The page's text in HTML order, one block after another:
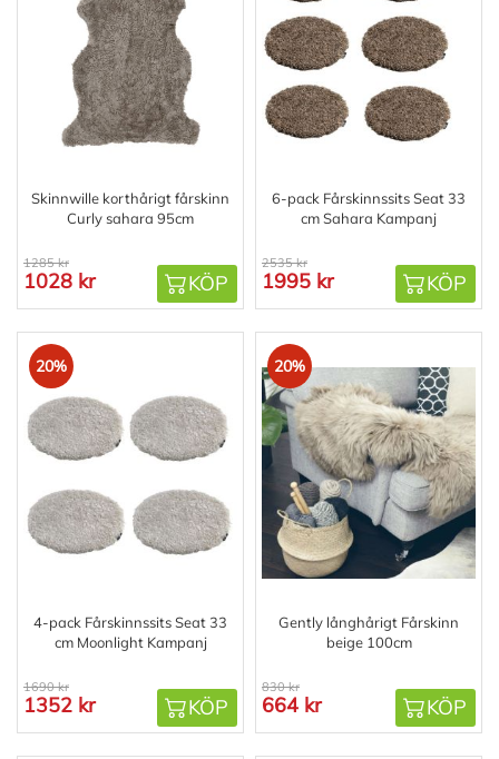
Skinnwille korthårigt fårskinn
Curly sahara 95cm
1285 kr
1028 kr KÖP
6-pack Fårskinnssits Seat 33
cm Sahara Kampanj
2535 kr
1995 kr KÖP
20%
4-pack Fårskinnssits Seat 33
cm Moonlight Kampanj
1690 kr
1352 kr KÖP
20%
Gently långhårigt Fårskinn
beige 100cm
830 kr
664 kr KÖP